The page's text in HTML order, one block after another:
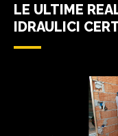
LE ULTIME
IDRAULICI